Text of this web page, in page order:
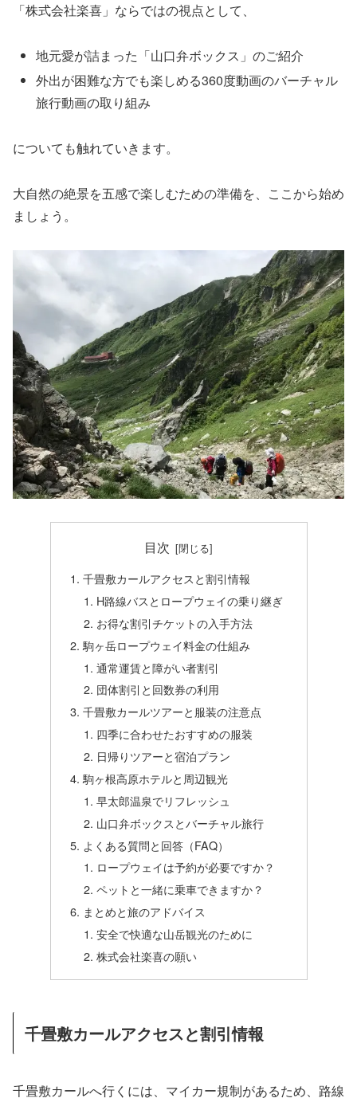
「株式会社楽喜」ならではの視点として、
地元愛が詰まった「山口弁ボックス」のご紹介
外出が困難な方でも楽しめる360度動画のバーチャル
旅行動画の取り組み
についても触れていきます。
大自然の絶景を五感で楽しむための準備を、ここから始め
ましょう。
目次
千畳敷カールアクセスと割引情報
H路線バスとロープウェイの乗り継ぎ
お得な割引チケットの入手方法
駒ヶ岳ロープウェイ料金の仕組み
通常運賃と障がい者割引
団体割引と回数券の利用
千畳敷カールツアーと服装の注意点
四季に合わせたおすすめの服装
日帰りツアーと宿泊プラン
駒ヶ根高原ホテルと周辺観光
早太郎温泉でリフレッシュ
山口弁ボックスとバーチャル旅行
よくある質問と回答（FAQ）
ロープウェイは予約が必要ですか？
ペットと一緒に乗車できますか？
まとめと旅のアドバイス
安全で快適な山岳観光のために
株式会社楽喜の願い
千畳敷カールアクセスと割引情報
千畳敷カールへ行くには、マイカー規制があるため、路線